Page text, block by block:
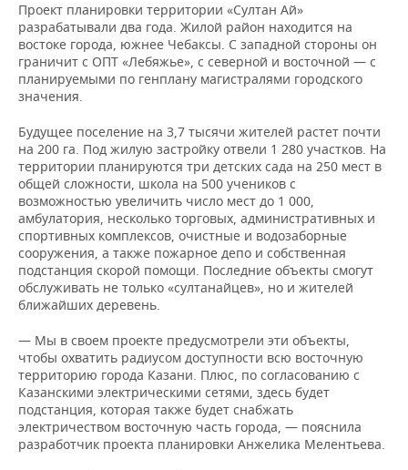
Проект планировки территории «Султан Ай»
разрабатывали два года. Жилой район находится на
востоке города, южнее Чебаксы. С западной стороны он
граничит с ОПТ «Лебяжье», с северной и восточной — с
планируемыми по генплану магистралями городского
значения.
Будущее поселение на 3,7 тысячи жителей растет почти
на 200 га. Под жилую застройку отвели 1 280 участков. На
территории планируются три детских сада на 250 мест в
общей сложности, школа на 500 учеников с
возможностью увеличить число мест до 1 000,
амбулатория, несколько торговых, административных и
спортивных комплексов, очистные и водозаборные
сооружения, а также пожарное депо и собственная
подстанция скорой помощи. Последние объекты смогут
обслуживать не только «султанайцев», но и жителей
ближайших деревень.
— Мы в своем проекте предусмотрели эти объекты,
чтобы охватить радиусом доступности всю восточную
территорию города Казани. Плюс, по согласованию с
Казанскими электрическими сетями, здесь будет
подстанция, которая также будет снабжать
электричеством восточную часть города, — пояснила
разработчик проекта планировки Анжелика Мелентьева.